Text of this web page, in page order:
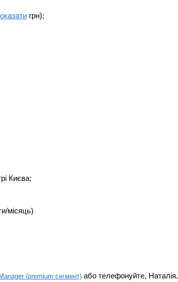
грн);
Києва;
місяць)
(premium сегмент) або телефонуйте, Наталія.